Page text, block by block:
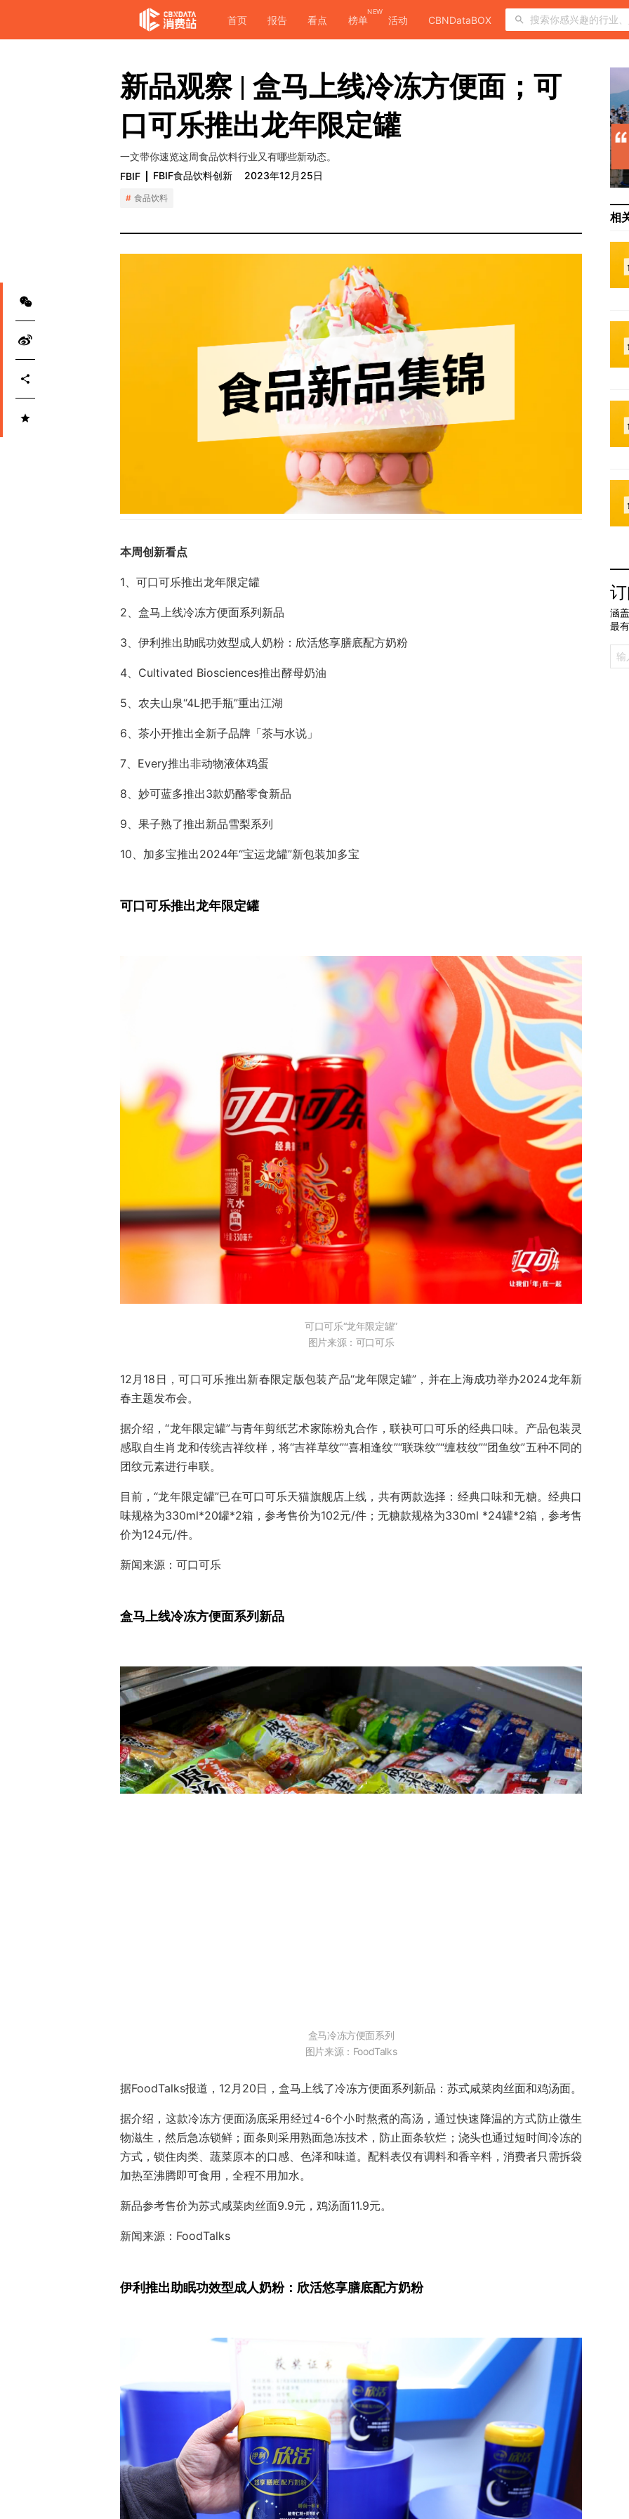
首页 报告 看点 榜单
NEW
活动 CBNDataBOX
新品观察 | 盒马上线冷冻方便面；可
口可乐推出龙年限定罐
一文带你速览这周食品饮料行业又有哪些新动态。
FBIF
FBIF食品饮料创新 2023年12月25日
食品饮料
本周创新看点
1、可口可乐推出龙年限定罐
2、盒马上线冷冻方便面系列新品
3、伊利推出助眠功效型成人奶粉：欣活悠享膳底配方奶粉
4、Cultivated Biosciences推出酵母奶油
5、农夫山泉“4L把手瓶”重出江湖
6、茶小开推出全新子品牌「茶与水说」
7、Every推出非动物液体鸡蛋
8、妙可蓝多推出3款奶酪零食新品
9、果子熟了推出新品雪梨系列
10、加多宝推出2024年“宝运龙罐”新包装加多宝
可口可乐推出龙年限定罐
可口可乐“龙年限定罐”
图片来源：可口可乐
12月18日，可口可乐推出新春限定版包装产品“龙年限定罐”，并在上海成功举办2024龙年新
春主题发布会。
据介绍，“龙年限定罐”与青年剪纸艺术家陈粉丸合作，联袂可口可乐的经典口味。产品包装灵
感取自生肖龙和传统吉祥纹样，将“吉祥草纹”“喜相逢纹”“联珠纹”“缠枝纹”“团鱼纹”五种不同的
团纹元素进行串联。
目前，“龙年限定罐”已在可口可乐天猫旗舰店上线，共有两款选择：经典口味和无糖。经典口
味规格为330ml*20罐*2箱，参考售价为102元/件；无糖款规格为330ml *24罐*2箱，参考售
价为124元/件。
新闻来源：可口可乐
盒马上线冷冻方便面系列新品
盒马冷冻方便面系列
图片来源：FoodTalks
据FoodTalks报道，12月20日，盒马上线了冷冻方便面系列新品：苏式咸菜肉丝面和鸡汤面。
据介绍，这款冷冻方便面汤底采用经过4-6个小时熬煮的高汤，通过快速降温的方式防止微生
物滋生，然后急冻锁鲜；面条则采用熟面急冻技术，防止面条软烂；浇头也通过短时间冷冻的
方式，锁住肉类、蔬菜原本的口感、色泽和味道。配料表仅有调料和香辛料，消费者只需拆袋
加热至沸腾即可食用，全程不用加水。
新品参考售价为苏式咸菜肉丝面9.9元，鸡汤面11.9元。
新闻来源：FoodTalks
伊利推出助眠功效型成人奶粉：欣活悠享膳底配方奶粉
相
涵
最